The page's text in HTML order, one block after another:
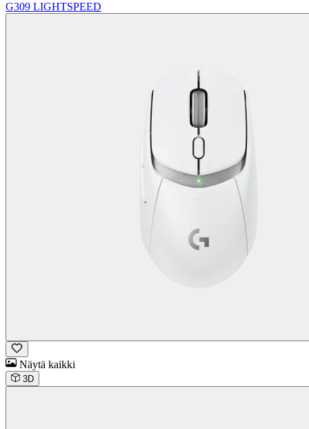
G309 LIGHTSPEED
Näytä kaikki
3D